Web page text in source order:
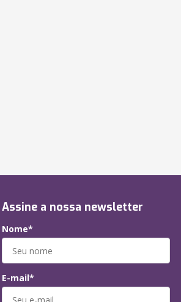
Assine a nossa newsletter
Nome*
E-mail*